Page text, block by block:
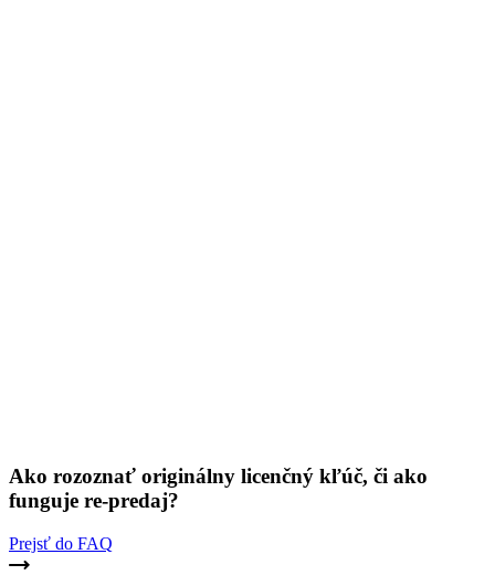
Ako rozoznať originálny licenčný kľúč, či ako
funguje re-predaj?
Prejsť do FAQ